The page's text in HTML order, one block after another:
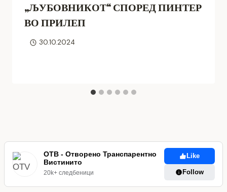
„ЉУБОВНИКОТ“ СПОРЕД ПИНТЕР
ВО ПРИЛЕП
30.10.2024
ОТВ - Отворено Транспарентно
Вистинито
20k+ следбеници
Like
Follow